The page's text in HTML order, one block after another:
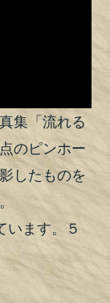
集「流れる
のピンホー
したものを
います。５